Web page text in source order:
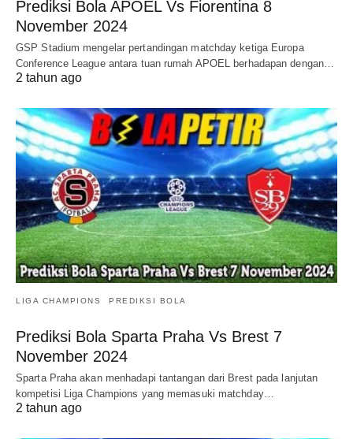
Prediksi Bola APOEL Vs Fiorentina 8
November 2024
GSP Stadium mengelar pertandingan matchday ketiga Europa
Conference League antara tuan rumah APOEL berhadapan dengan…
2 tahun ago
LIGA CHAMPIONS PREDIKSI BOLA
Prediksi Bola Sparta Praha Vs Brest 7
November 2024
Sparta Praha akan menhadapi tantangan dari Brest pada lanjutan
kompetisi Liga Champions yang memasuki matchday…
2 tahun ago